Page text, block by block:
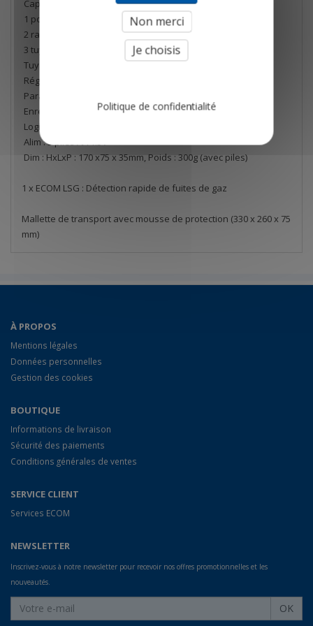
Capteur de qualité supérieure
1 poire de mise en pression / 1 vanne 4 voies
2 raccords coniques d'étanchéité
3 tuyaux raccordement PVC / 1 écouteur stéréo
Tuyau interne en Viton
Réglage de la réactivité capteur
Paramètrage des temps de stabilisation / mesure / test
Enregistreur des mesures et Datalogging
Logiciel PC "ecom-DP Logger" : à télécharger
Alim : 3 piles AA 1.5V
Dim : HxLxP : 170 x75 x 35mm, Poids : 300g (avec piles)
1 x ECOM LSG : Détection rapide de fuites de gaz
Mallette de transport avec mousse de protection (330 x 260 x 75
mm)
À PROPOS
Mentions légales
Données personnelles
Gestion des cookies
BOUTIQUE
Informations de livraison
Sécurité des paiements
Conditions générales de ventes
SERVICE CLIENT
Services ECOM
NEWSLETTER
Inscrivez-vous à notre newsletter pour recevoir nos offres promotionnelles et les
nouveautés.
OK
Non merci
Je choisis
Politique de confidentialité